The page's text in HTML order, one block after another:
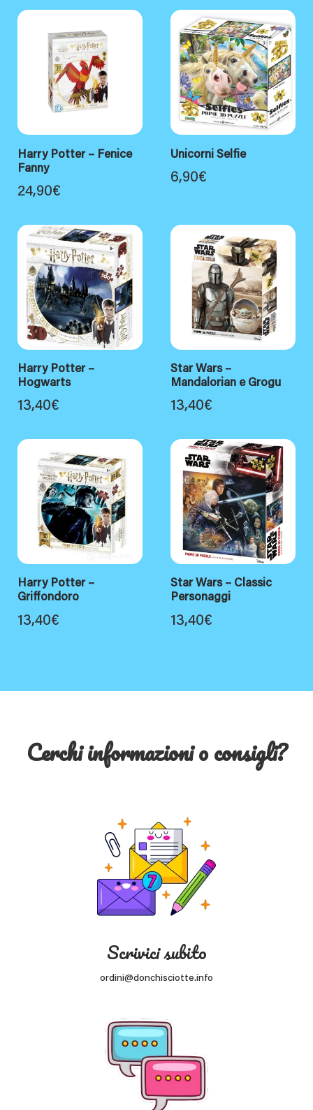
Harry Potter – Fenice
Fanny
24,90€
Unicorni Selfie
6,90€
Harry Potter –
Hogwarts
13,40€
Star Wars –
Mandalorian e Grogu
13,40€
Harry Potter –
Griffondoro
13,40€
Star Wars – Classic
Personaggi
13,40€
Cerchi informazioni o consigli?
Scrivici subito
ordini@donchisciotte.info